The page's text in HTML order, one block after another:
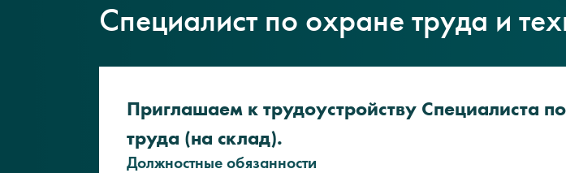
Специалист по охране труда и
Приглашаем к трудоустройству Специалиста
труда (на склад).
Должностные обязанности